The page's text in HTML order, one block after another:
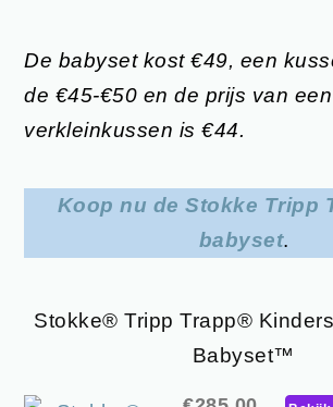
De babyset kost €49, een
de €45-€50 en de prijs van een
verkleinkussen is €44.
Koop nu de Stokke Tripp
babyset.
Stokke® Tripp Trapp®
Babyset™